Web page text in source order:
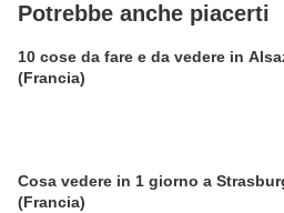
Potrebbe anche piacerti
10 cose da fare e da vedere in
(Francia)
Cosa vedere in 1 giorno a
(Francia)